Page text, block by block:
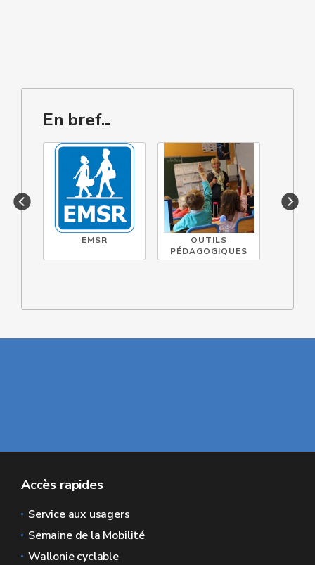
En bref...
EMSR
OUTILS
PÉDAGOGIQUES
Accès rapides
Service aux usagers
Semaine de la Mobilité
Wallonie cyclable